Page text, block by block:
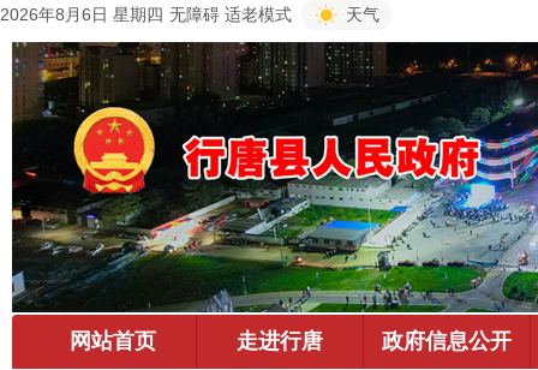
2026年8月6日 星期四 无障碍 适老模式 天气